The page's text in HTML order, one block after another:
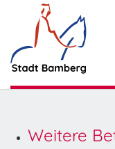
Weitere